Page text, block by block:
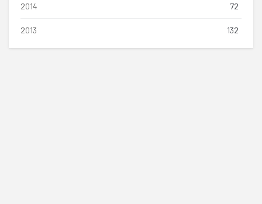
2014 72
2013 132